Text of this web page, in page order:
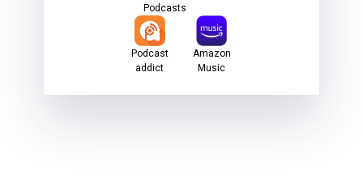
Podcasts
Podcast
addict
Amazon
Music